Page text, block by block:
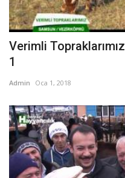
Verimli
1
Admin Oca 1, 2018